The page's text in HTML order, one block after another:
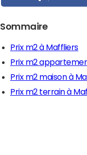
Sommaire
Prix m2 à Maffliers
Prix m2
Prix m2 maison à
Prix m2 terrain à